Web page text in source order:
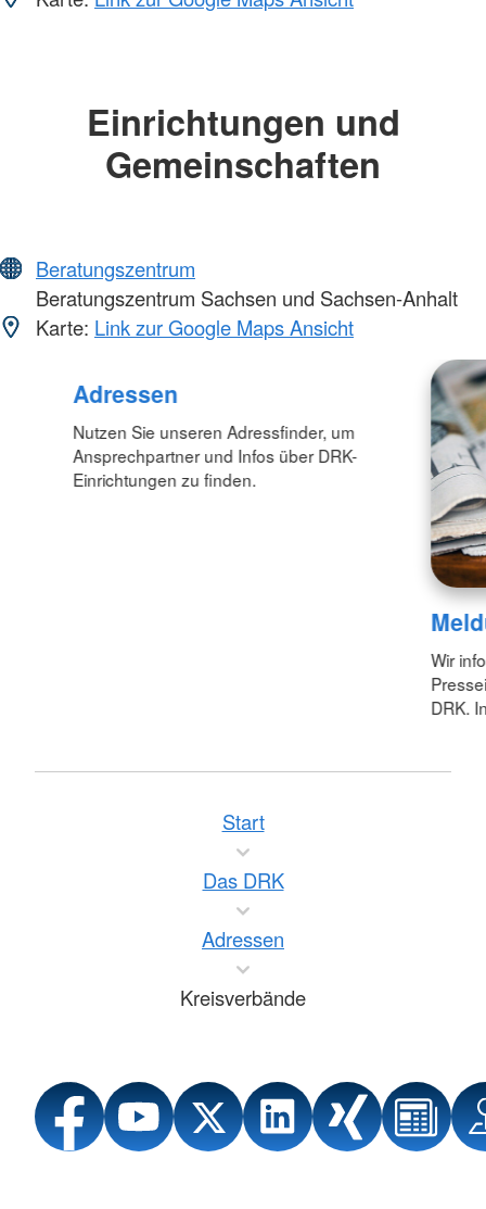
Einrichtungen und
Gemeinschaften
Beratungszentrum
Beratungszentrum Sachsen und Sachsen-Anhalt
Karte: Link zur Google Maps Ansicht
Adressen
Nutzen Sie unseren Adressfinder, um
Ansprechpartner und Infos über DRK-
Einrichtungen zu finden.
Wir
DRK.
Start
Das DRK
Adressen
Kreisverbände